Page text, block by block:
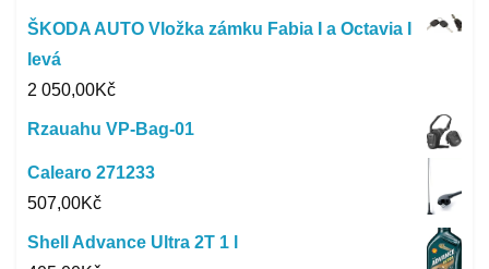
ŠKODA AUTO Vložka zámku Fabia I a Octavia I
levá
2 050,00Kč
Rzauahu VP-Bag-01
Calearo 271233
507,00Kč
Shell Advance Ultra 2T 1 l